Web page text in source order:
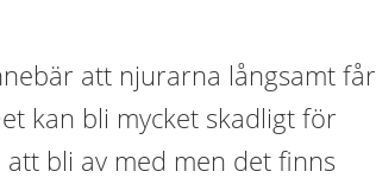
att njurarna långsamt får
kan bli mycket skadligt för
bli av med men det finns